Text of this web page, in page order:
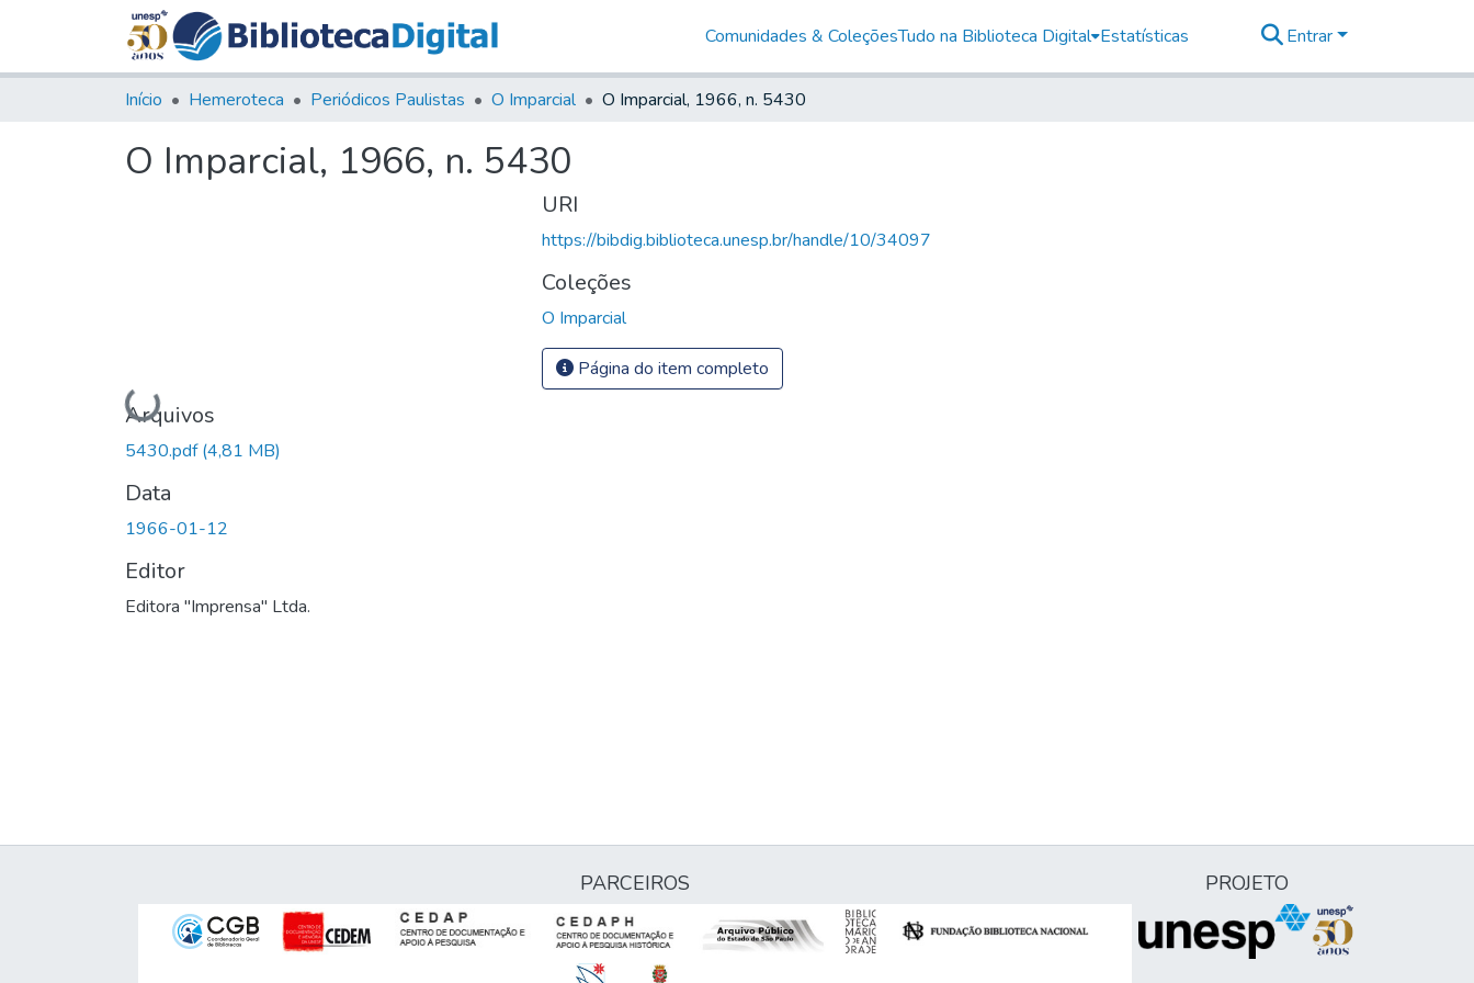
Comunidades & ColeçõesTudo na Biblioteca Digital Estatísticas Entrar
Início Hemeroteca Periódicos Paulistas O Imparcial O Imparcial, 1966, n. 5430
O Imparcial, 1966, n. 5430
Carregando...
Arquivos
5430.pdf(4,81 MB)
Data
1966-01-12
Editor
Editora "Imprensa" Ltda.
URI
https://bibdig.biblioteca.unesp.br/handle/10/34097
Coleções
O Imparcial
Página do item completo
PARCEIROS PROJETO